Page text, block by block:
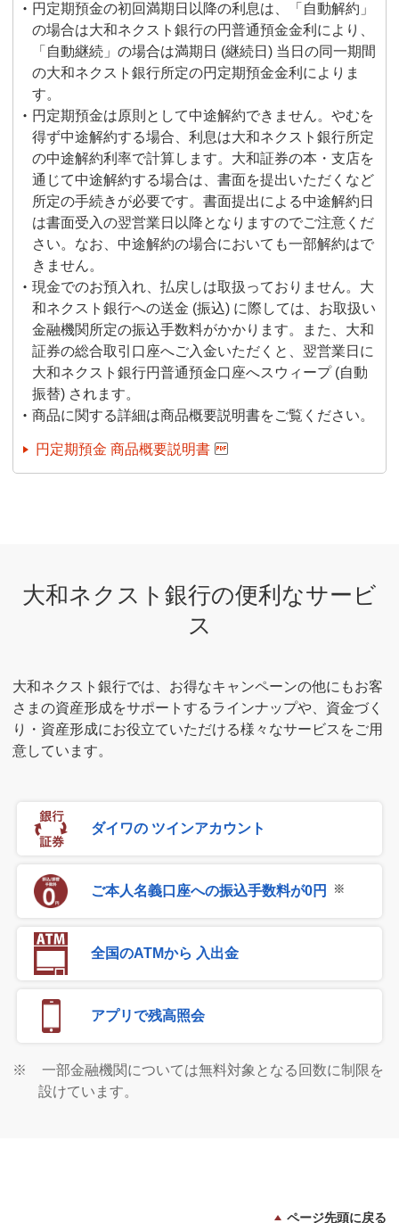
円定期預金の初回満期日以降の利息は、「自動解約」
の場合は大和ネクスト銀行の円普通預金金利により、
「自動継続」の場合は満期日 (継続日) 当日の同一期間
の大和ネクスト銀行所定の円定期預金金利によりま
す。
円定期預金は原則として中途解約できません。やむを
得ず中途解約する場合、利息は大和ネクスト銀行所定
の中途解約利率で計算します。大和証券の本・支店を
通じて中途解約する場合は、書面を提出いただくなど
所定の手続きが必要です。書面提出による中途解約日
は書面受入の翌営業日以降となりますのでご注意くだ
さい。なお、中途解約の場合においても一部解約はで
きません。
現金でのお預入れ、払戻しは取扱っておりません。大
和ネクスト銀行への送金 (振込) に際しては、お取扱い
金融機関所定の振込手数料がかかります。また、大和
証券の総合取引口座へご入金いただくと、翌営業日に
大和ネクスト銀行円普通預金口座へスウィープ (自動
振替) されます。
商品に関する詳細は商品概要説明書をご覧ください。
円定期預金 商品概要説明書
大和ネクスト銀行の便利なサービ
ス
大和ネクスト銀行では、お得なキャンペーンの他にもお客
さまの資産形成をサポートするラインナップや、資金づく
り・資産形成にお役立ていただける様々なサービスをご用
意しています。
ダイワの ツインアカウント
ご本人名義口座への振込手数料が0円 ※
全国のATMから 入出金
アプリで残高照会
※
一部金融機関については無料対象となる回数に制限を
設けています。
ページ先頭に戻る